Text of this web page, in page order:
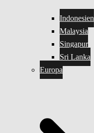
Indonesien
Malaysia
Singapur
Sri Lanka
Europa